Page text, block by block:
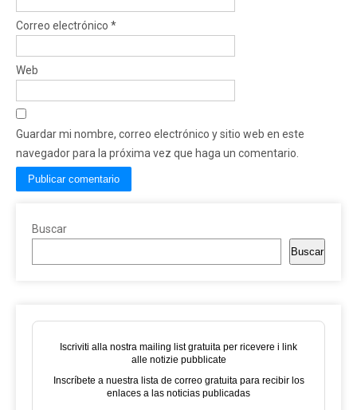
Correo electrónico *
Web
Guardar mi nombre, correo electrónico y sitio web en este
navegador para la próxima vez que haga un comentario.
Buscar
Buscar
Iscriviti alla nostra mailing list gratuita per ricevere i link
alle notizie pubblicate
Inscríbete a nuestra lista de correo gratuita para recibir los
enlaces a las noticias publicadas